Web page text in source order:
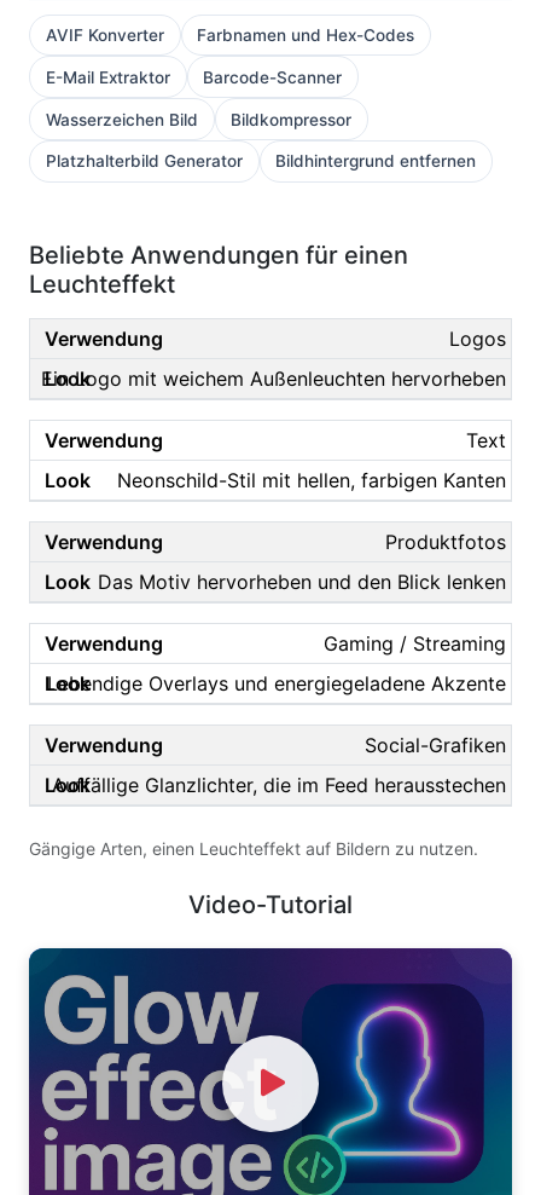
AVIF Konverter Farbnamen und Hex-Codes
E-Mail Extraktor Barcode-Scanner
Wasserzeichen Bild Bildkompressor
Platzhalterbild Generator Bildhintergrund entfernen
Beliebte Anwendungen für einen
Leuchteffekt
Logos
Ein Logo mit weichem Außenleuchten hervorheben
Text
Neonschild-Stil mit hellen, farbigen Kanten
Produktfotos
Das Motiv hervorheben und den Blick lenken
Gaming / Streaming
Lebendige Overlays und energiegeladene Akzente
Social-Grafiken
Auffällige Glanzlichter, die im Feed herausstechen
Gängige Arten, einen Leuchteffekt auf Bildern zu nutzen.
Video-Tutorial
Watch Video